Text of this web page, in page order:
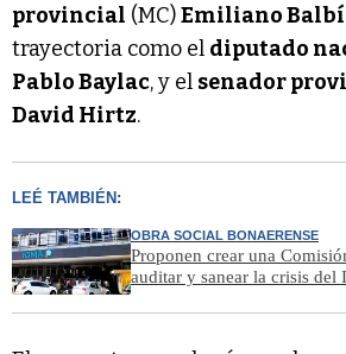
provincial (MC)Emiliano
trayectoria como el diputado
Pablo Baylac, y el senador
David Hirtz.
LEÉ TAMBIÉN:
OBRA SOCIAL BONAERENSE
Proponen crear una
auditar y sanear la crisis del